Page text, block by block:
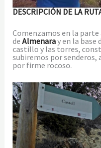
DESCRIPCIÓN DE LA
Comenzamos en la
de Almenaray en la base
castillo y las torres,
subiremos por senderos,
por firme rocoso.